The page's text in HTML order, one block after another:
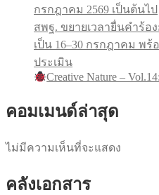
กรกฎาคม 2569 เป็นต้นไป
สพฐ. ขยายเวลายื่นคำร้อ
เป็น 16–30 กรกฎาคม พ
ประเมิน
Creative Nature –
คอมเมนด์ล่าสุด
ไม่มีความเห็นที่จะแสดง
คลังเอกสาร